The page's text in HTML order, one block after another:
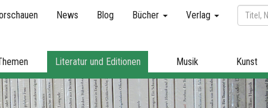
News Blog Bücher Verlag
Literatur und Editionen Musik Kunst